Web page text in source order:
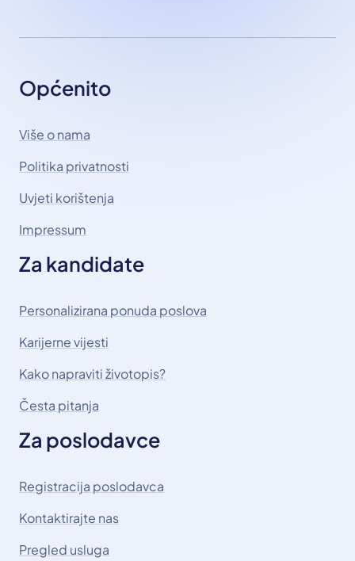
Općenito
Više o nama
Politika privatnosti
Uvjeti korištenja
Impressum
Za kandidate
Personalizirana ponuda poslova
Karijerne vijesti
Kako napraviti životopis?
Česta pitanja
Za poslodavce
Registracija poslodavca
Kontaktirajte nas
Pregled usluga